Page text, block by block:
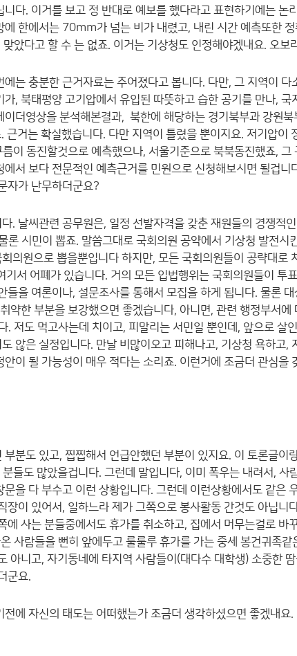
다. 이거를 보고 정 반대로 예보를 했다라고 표현하기에는
한에서는 70mm가 넘는 비가 내렸고, 내린 시간 예측또한
았다고 할 수 는 없죠. 이거는 기상청도 인정해야겠내요. 오보
는 충분한 근거자료는 주어졌다고 봅니다. 다만, 그 지역이
, 북태평양 고기압에서 유입된 따뜻하고 습한 공기를 만나,
더영상을 분석해본결과, 북한에 해당하는 경기북부과 강원
거는 확실했습니다. 다만 지역이 틀렸을 뿐이지요. 저기압이
이 동진할것으로 예측했으나, 서울기준으로 북북동진했죠,
서 보다 전문적인 예측근거를 민원으로 신청해보시면 될겁
자가 난무하더군요?
. 날씨관련 공무원은, 일정 선발자격을 갖춘 재원들의 경쟁적
론 시민이 뽑죠. 말씀그대로 국회의원 공약에서 기상청 발전
의원으로 뽑을뿐입니다 하지만, 모든 국회의원들이 공략대
서 어폐가 있습니다. 거의 모든 입법행위는 국회의원들이 투
들을 여론이나, 설문조사를 통해서 모집을 하게 됩니다. 물론
약한 부분을 보강했으면 좋겠습니다, 아니면, 관련 행정부서
. 저도 먹고사는데 치이고, 피말리는 서민일 뿐인데, 앞으로 살
않은 실정입니다. 만날 비많이오고 피해나고, 기상청 욕하고
이 될 가능성이 매우 적다는 소리죠. 이런거에 조금더 관심을
분도 있고, 찝찝해서 언급안했던 부분이 있지요. 이 토론글
들도 많았을겁니다. 그런데 말입니다, 이미 폭우는 내려서,
을 다 부수고 이런 상황입니다. 그런데 이런상황에서도 같은
장이 있어서, 일하느라 제가 그쪽으로 봉사활동 간것도 아닙
에 사는 분들중에서도 휴가를 취소하고, 집에서 머무는걸로
사람들을 뻔히 앞에두고 룰룰루 휴가를 가는 중세 봉건귀족
아니고, 자기동네에 타지역 사람들이(대다수 대학생) 소중한
군요.
에 자신의 태도는 어떠했는가 조금더 생각하셨으면 좋겠내요.